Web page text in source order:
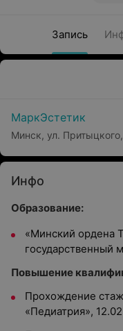
Запись
МаркЭстетик
Минск, ул.
Инфо
Образование:
«Минский ордена
государственный
Повышение
Прохождение
«Педиатрия»,